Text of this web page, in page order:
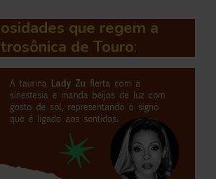
que regem a
de Touro: